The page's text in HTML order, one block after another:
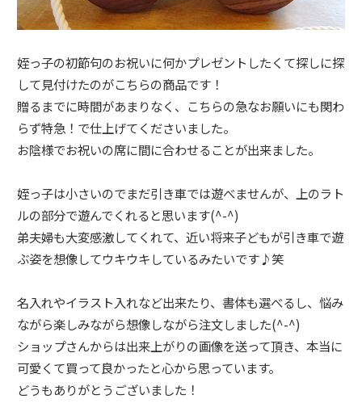
姪っ子の初節句のお祝いに何かプレゼントしたくて探しに探
して見付けたのがこちらの商品です！
贈るまでに時間があまりなく、こちらの急なお願いにも関わ
らず特急！で仕上げてくださいました。
お陰様でお祝いの席に間に合わせることが出来ました。
姪っ子は小さいのでまだ引き車では遊べませんが、上のラト
ルの部分で遊んでくれると思います(^-^)
弟夫婦も大変感激してくれて、近い将来子どもが引き車で遊
ぶ姿を想像してウキウキしているみたいです♪笑
名入れやイラスト入れなど出来たり、書体も選べるし、悩み
ながら楽しみながら想像しながら注文しました(^-^)
ショップさんからは出来上がりの画像を送って頂き、本当に
可愛くて買って良かったと心から思っています。
どうもありがとうございました！